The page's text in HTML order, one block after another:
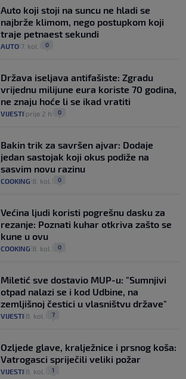
Auto koji stoji na suncu ne hladi se
najbrže klimom, nego postupkom koji
traje petnaest sekundi
AUTO 7. kol. 0
Država iseljava antifašiste: Zgradu
vrijednu milijune eura koriste 70 godina,
ne znaju hoće li se ikad vratiti
VIJESTI prije 2 h 0
Bakin trik za savršen ajvar: Dodaje
jedan sastojak koji okus podiže na
sasvim novu razinu
COOKING 8. kol. 0
Većina ljudi koristi pogrešnu dasku za
rezanje: Poznati kuhar otkriva zašto se
kune u ovu
COOKING 8. kol. 0
Miletić sve dostavio MUP-u: "Sumnjivi
otpad nalazi se i kod Udbine, na
zemljišnoj čestici u vlasništvu države"
VIJESTI 8. kol. 7
Ozljede glave, kralježnice i prsnog koša:
Vatrogasci spriječili veliki požar
VIJESTI 8. kol. 1